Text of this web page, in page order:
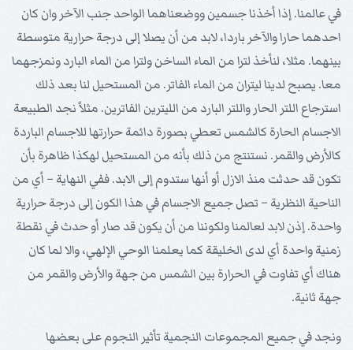
في عالمنا. إذا أخذنا جسمين ووضعناهما الواحد جنب الآخر وان كان
احدهما حارا والآخر باردا، لابد من أن يصلا إلى درجة حرارية متوسطة
بينهما. مثلا، لنأخذ لترا من الماء الساخن ولترا من الماء البارد ونمزجهما
معا. يصبح لدينا ليتران من الماء الفاتر. من المستحيل لنا بعد ذلك
استرجاع اللتر الحار واللتر البارد من الليترين الفاترين. مثلاً نجد الطبيعة
الاجسام الحارة كالشمس تعطي بصورة دائمة حرارتها للاجسام الباردة
كالأرض والقمر. نستنتج من ذلك بأنه من المستحيل لهكذا ظاهرة بأن
تكون قد حدثت منذ الازل أو أنها ستدوم إلى الابد. ففي النهاية – أي من
الناحية النظرية – تصل جميع الاجسام في هذا الكون إلى درجة حرارية
واحدة. إذن لابد لعالمنا ولكوننا من أن يكون قد صار أو حدث في نقطة
زمنية واحدة أي لدى الخليقة كما يعلمنا الوحي الإلهي، والا لما كان
هناك أي تفاوت في الحرارة بين الشمس من جهة والأرض والقمر من
جهة ثانية.
ونجد في جميع المجموعات النجمية تأثير النجوم على بعضها